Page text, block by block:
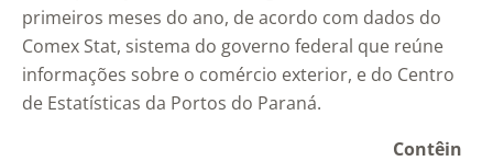
primeiros meses do ano, de acordo com dados do
Comex Stat, sistema do governo federal que reúne
informações sobre o comércio exterior, e do Centro
de Estatísticas da Portos do Paraná.
Contêin